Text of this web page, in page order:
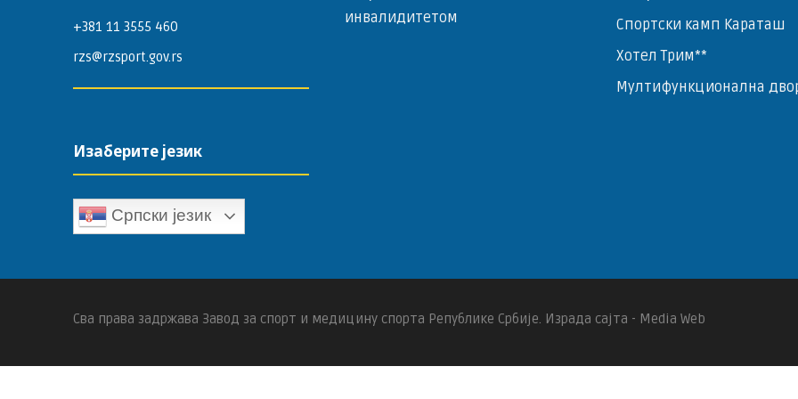
+381 11 3555 460
rzs@rzsport.gov.rs
Изаберите језик
Српски језик
инвалидитетом
Спортски камп Караташ
Хотел Трим**
Мултифункционална
Сва права задржава Завод за спорт и медицину спорта Републике Србије. Израда сајта - Media Web